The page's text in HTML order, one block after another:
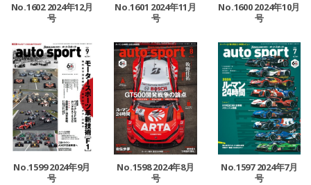
No.1602 2024年12月
号
No.1601 2024年11月
号
No.1600 2024年10月
号
No.1599 2024年9月
号
No.1598 2024年8月
号
No.1597 2024年7月
号